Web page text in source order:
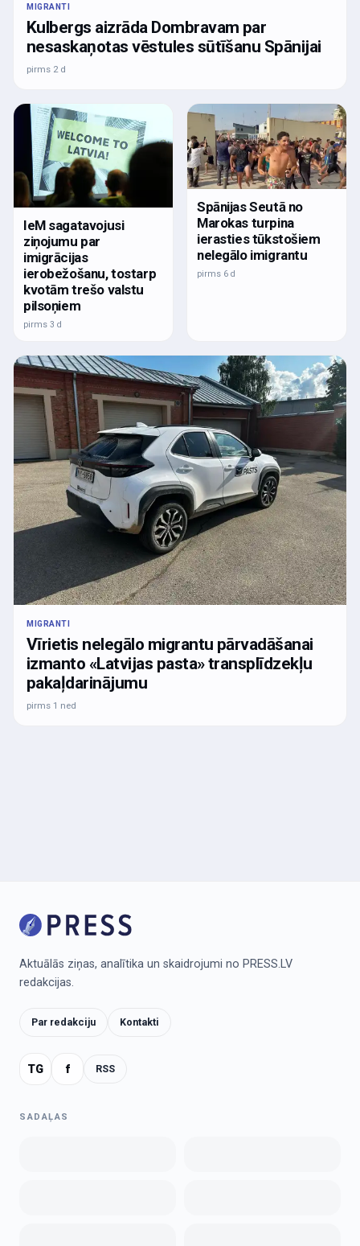
MIGRANTI
Kulbergs aizrāda Dombravam par
nesaskaņotas vēstules sūtīšanu Spānijai
pirms 2 d
IeM sagatavojusi
ziņojumu par
imigrācijas
ierobežošanu, tostarp
kvotām trešo valstu
pilsoņiem
pirms 3 d
Spānijas Seutā no
Marokas turpina
ierasties tūkstošiem
nelegālo imigrantu
pirms 6 d
MIGRANTI
Vīrietis nelegālo migrantu pārvadāšanai
izmanto «Latvijas pasta» transplīdzekļu
pakaļdarinājumu
pirms 1 ned
Aktuālās ziņas, analītika un skaidrojumi no PRESS.LV
redakcijas.
Par redakciju Kontakti
TG f RSS
SADAĻAS